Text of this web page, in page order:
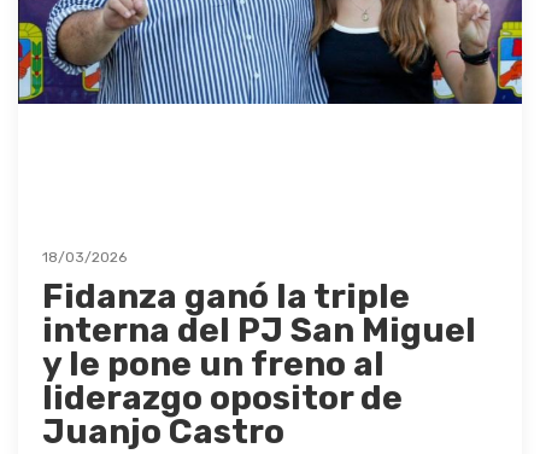
18/03/2026
Fidanza ganó la triple
interna del PJ San Miguel
y le pone un freno al
liderazgo opositor de
Juanjo Castro